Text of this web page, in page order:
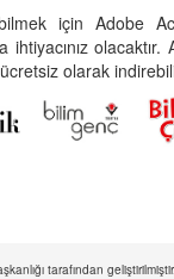
için Adobe
ücretsiz olarak
tarafından